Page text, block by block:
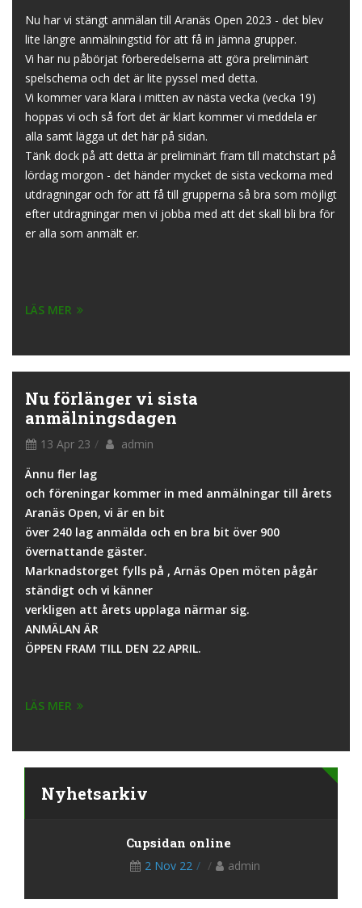
Nu har vi stängt anmälan till Aranäs Open 2023 - det blev
lite längre anmälningstid för att få in jämna grupper.
Vi har nu påbörjat förberedelserna att göra preliminärt
spelschema och det är lite pyssel med detta.
Vi kommer vara klara i mitten av nästa vecka (vecka 19)
hoppas vi och så fort det är klart kommer vi meddela er
alla samt lägga ut det här på sidan.
Tänk dock på att detta är preliminärt fram till matchstart på
lördag morgon - det händer mycket de sista veckorna med
utdragningar och för att få till grupperna så bra som möjligt
efter utdragningar men vi jobba med att det skall bli bra för
er alla som anmält er.
LÄS MER
Nu förlänger vi sista
anmälningsdagen
13 Apr 23
admin
Ännu fler lag
och föreningar kommer in med anmälningar till årets
Aranäs Open, vi är en bit
över 240 lag anmälda och en bra bit över 900
övernattande gäster.
Marknadstorget fylls på , Arnäs Open möten pågår
ständigt och vi känner
verkligen att årets upplaga närmar sig.
ANMÄLAN ÄR
ÖPPEN FRAM TILL DEN 22 APRIL.
LÄS MER
Nyhetsarkiv
Cupsidan online
2 Nov 22 admin